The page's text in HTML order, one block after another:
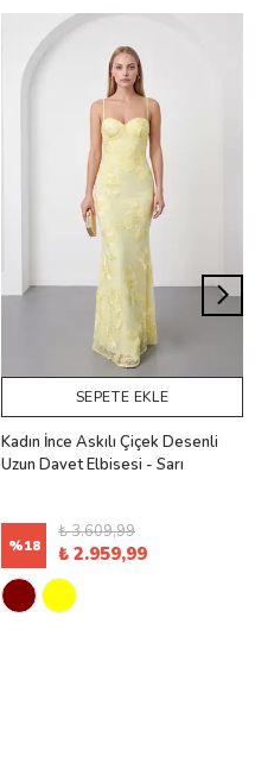
SEPETE EKLE
Kadın İnce Askılı Çiçek Desenli
Uzun Davet Elbisesi - Sarı
%18
₺ 3.609,99
₺ 2.959,99